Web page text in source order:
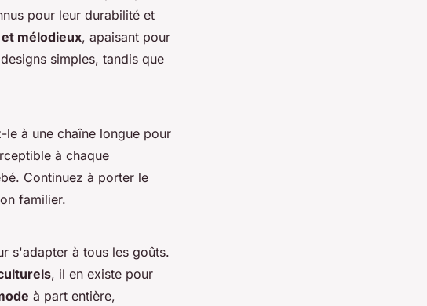
pour leur durabilité et
mélodieux, apaisant pour
simples, tandis que
le à une chaîne longue pour
à chaque
Continuez à porter le
familier.
s'adapter à tous les goûts.
, il en existe pour
à part entière,